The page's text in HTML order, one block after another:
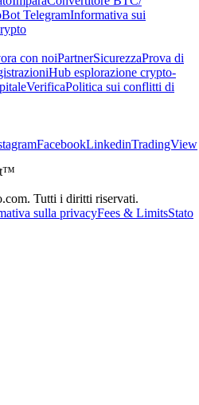
Bot TelegramInformativa sui
con noiPartnerSicurezzaProva di
Hub esplorazione crypto-
VerificaPolitica sui conflitti di
FacebookLinkedinTradingView
Tutti i diritti riservati.
sulla privacyFees & LimitsStato